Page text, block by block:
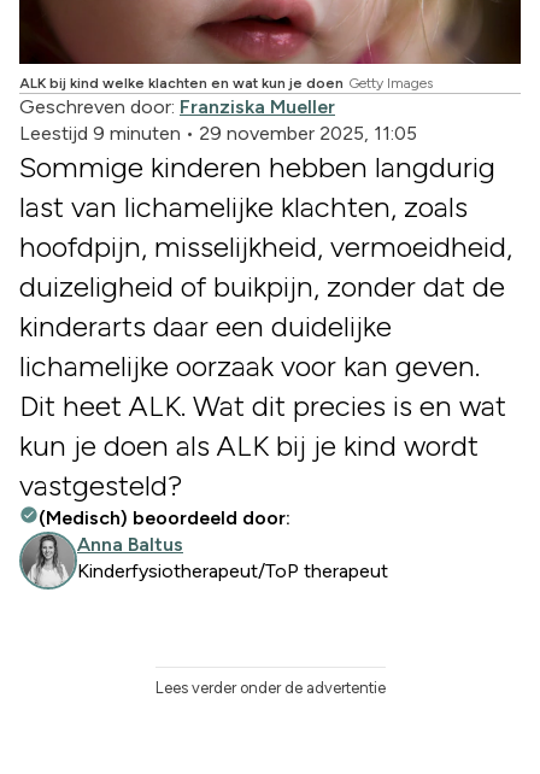
ALK bij kind welke klachten en wat kun je doen Getty Images
Geschreven door: Franziska Mueller
Leestijd 9 minuten • 29 november 2025, 11:05
Sommige kinderen hebben langdurig
last van lichamelijke klachten, zoals
hoofdpijn, misselijkheid, vermoeidheid,
duizeligheid of buikpijn, zonder dat de
kinderarts daar een duidelijke
lichamelijke oorzaak voor kan geven.
Dit heet ALK. Wat dit precies is en wat
kun je doen als ALK bij je kind wordt
vastgesteld?
(Medisch) beoordeeld door:
Anna Baltus
Kinderfysiotherapeut/ToP therapeut
Lees verder onder de advertentie